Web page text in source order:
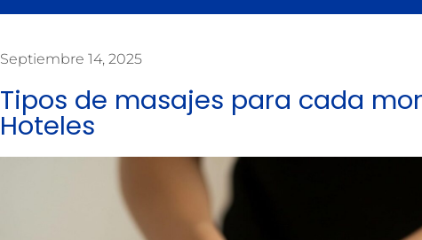
Septiembre 14, 2025
Tipos de masajes para cada
Hoteles